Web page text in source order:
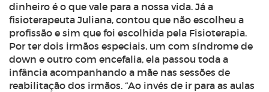
dinheiro é o que vale para a nossa vida. Já a
fisioterapeuta Juliana, contou que não escolheu a
profissão e sim que foi escolhida pela Fisioterapia.
Por ter dois irmãos especiais, um com síndrome de
down e outro com encefalia, ela passou toda a
infância acompanhando a mãe nas sessões de
reabilitação dos irmãos. “Ao invés de ir para as aulas